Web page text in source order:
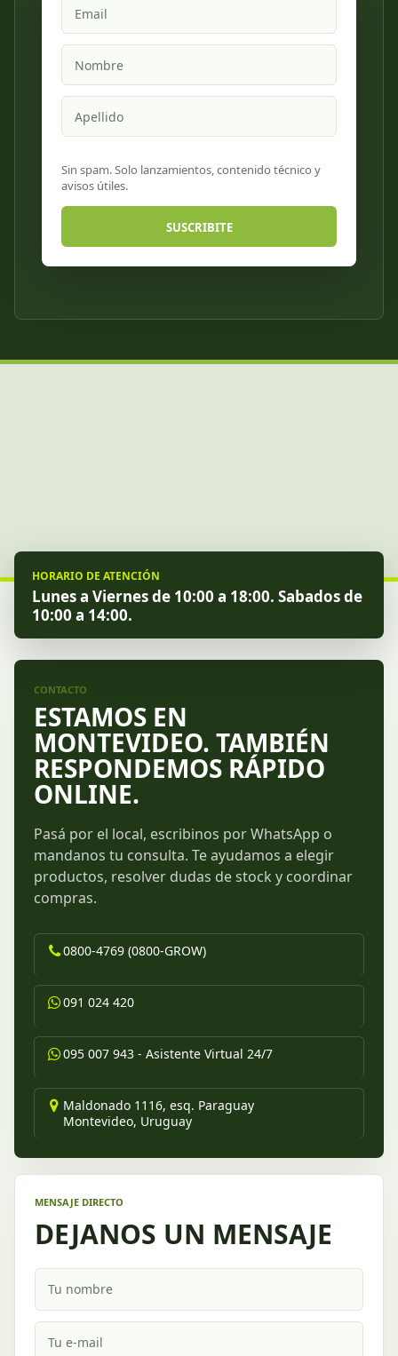
Sin spam. Solo lanzamientos, contenido técnico y
avisos útiles.
SUSCRIBITE
HORARIO DE ATENCIÓN
Lunes a Viernes de 10:00 a 18:00. Sabados de
10:00 a 14:00.
CONTACTO
ESTAMOS EN
MONTEVIDEO. TAMBIÉN
RESPONDEMOS RÁPIDO
ONLINE.
Pasá por el local, escribinos por WhatsApp o
mandanos tu consulta. Te ayudamos a elegir
productos, resolver dudas de stock y coordinar
compras.
0800-4769 (0800-GROW)
091 024 420
095 007 943 - Asistente Virtual 24/7
Maldonado 1116, esq. Paraguay
Montevideo, Uruguay
MENSAJE DIRECTO
DEJANOS UN MENSAJE